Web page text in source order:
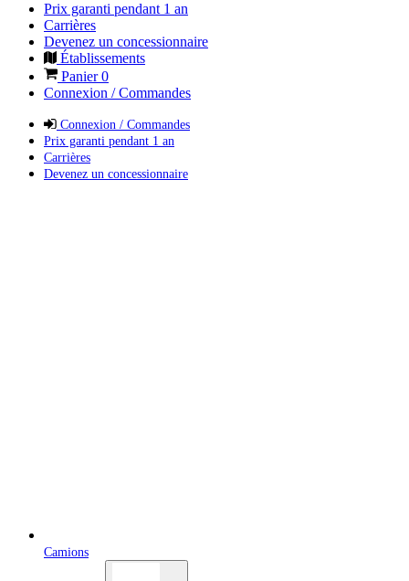
Prix garanti pendant 1 an
Carrières
Devenez un concessionnaire
Établissements
Panier0
Connexion / Commandes
Connexion / Commandes
Prix garanti pendant 1 an
Carrières
Devenez un concessionnaire
Camions